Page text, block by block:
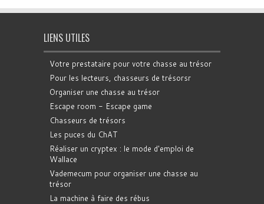
LIENS UTILES
Votre prestataire pour votre chasse au trésor
Pour les lecteurs, chasseurs de trésorsr
Organiser une chasse au trésor
Escape room - Escape game
Chasseurs de trésors
Les puces du ChAT
Réaliser un cryptex : le mode d'emploi de
Wallace
Vademecum pour organiser une chasse au
trésor
La machine à faire des rébus